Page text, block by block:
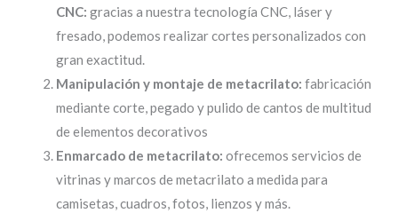
CNC: gracias a nuestra tecnología CNC, láser y
fresado, podemos realizar cortes personalizados con
gran exactitud.
Manipulación y montaje de metacrilato: fabricación
mediante corte, pegado y pulido de cantos de multitud
de elementos decorativos
Enmarcado de metacrilato: ofrecemos servicios de
vitrinas y marcos de metacrilato a medida para
camisetas, cuadros, fotos, lienzos y más.